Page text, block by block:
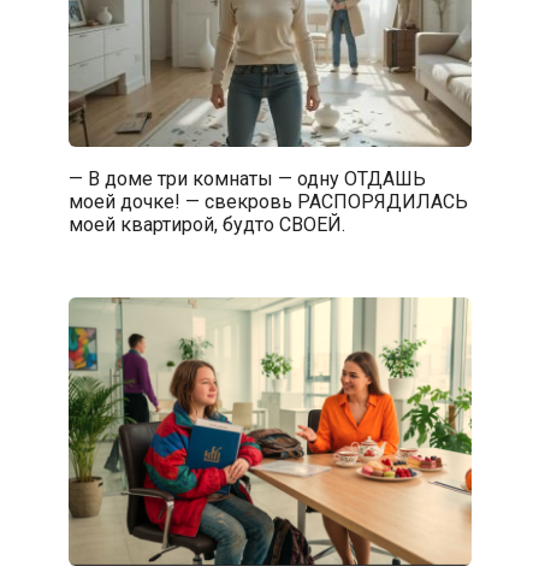
— В доме три комнаты — одну ОТДАШЬ
моей дочке! — свекровь РАСПОРЯДИЛАСЬ
моей квартирой, будто СВОЕЙ.